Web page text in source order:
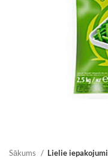
Sākums Lielie iepakojumi